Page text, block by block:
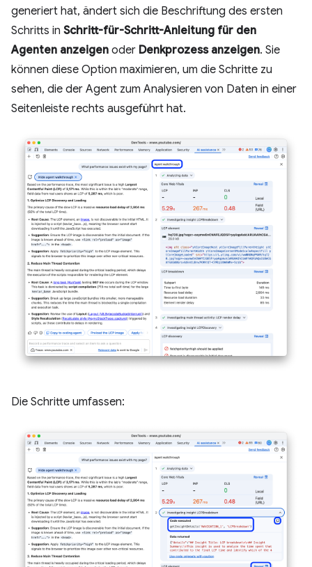
generiert hat, ändert sich die Beschriftung des ersten
Schritts in Schritt-für-Schritt-Anleitung für den
Agenten anzeigen oder Denkprozess anzeigen. Sie
können diese Option maximieren, um die Schritte zu
sehen, die der Agent zum Analysieren von Daten in einer
Seitenleiste rechts ausgeführt hat.
Die Schritte umfassen: